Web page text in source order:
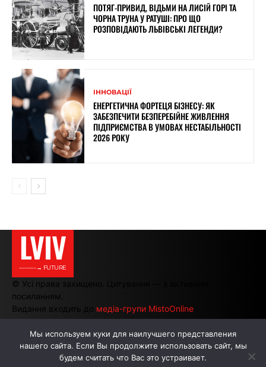
ПОТЯГ-ПРИВИД, ВІДЬМИ НА ЛИСІЙ ГОРІ ТА
ЧОРНА ТРУНА У РАТУШІ: ПРО ЩО
РОЗПОВІДАЮТЬ ЛЬВІВСЬКІ ЛЕГЕНДИ?
ІННОВАЦІЇ
ЕНЕРГЕТИЧНА ФОРТЕЦЯ БІЗНЕСУ: ЯК
ЗАБЕЗПЕЧИТИ БЕЗПЕРЕБІЙНЕ ЖИВЛЕННЯ
ПІДПРИЄМСТВА В УМОВАХ НЕСТАБІЛЬНОСТІ
2026 РОКУ
LVIV
———→ FUTURE
© Усі права захищено. Цитування — з активним
посиланням.
Видання входить до медіа-групи MistoOnline
АВТОРИ РЕКЛАМА НА САЙТІ
Мы используем куки для наилучшего представления
нашего сайта. Если Вы продолжите использовать сайт, мы
будем считать что Вас это устраивает.